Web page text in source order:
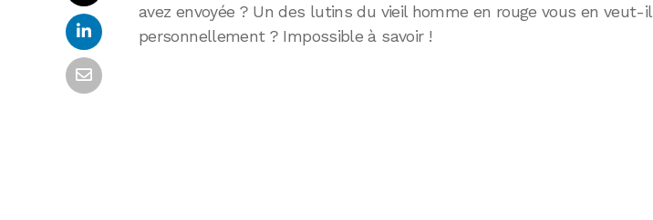
avez envoyée ? Un des lutins du vieil homme en rouge vous en veut-il
personnellement ? Impossible à savoir !